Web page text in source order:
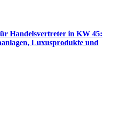
Handelsvertreter in KW 45:
Luxusprodukte und